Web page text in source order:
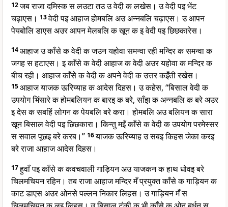
12जब राजा दमिस्क स लउटा तउ उ वेदी क लखेस। उ वेदी पइ भेंट
चढ़ाएस। 13वेदी पइ आहाज होमबलि अउ अन्नबलि चढ़ाएस। उ आपन
पेयबोलि डाएस अउर आपन मेलबलि क खून क इ वेदी पइ छिछकारेस।
14आहाज उ काँसे क वेदी क जउन यहोवा समन्वा रही मन्दिर क समन्वा क
जगह स हटाएस। इ काँसे क वेदी आहाज क वेदी अउर यहोवा क मन्दिर क
बीच रही। आहाज काँसे क वेदी क अपने वेदी क उत्तर कइँती रखेस।
15आहाज याजक ऊरिय्याह क आदेस दिहस। उ कहेस, “बिसाल वेदी क
उपयोग भिंसारे क होमबलियन क बारइ क बरे, साँझ क अन्नबलि क बरे अउर
इ देस क सबहिं लोगन क पेयबलि बरे करा। होमबलि अउ बलियन क सारा
खून बिसाल वेदी पइ छिछकारा। किन्तु मइँ काँसे क वेदी क उपयोग परमेस्सर
स सवाल पूछइ बरे करब।” 16याजक ऊरिय्याह उ सबइ किहस जेका करइ
बरे राजा आहाज आदेस दिहस।
17हुवाँ पइ काँसे क कवचवाली गाड़ियन अउ याजकन क हाथ धोवइ बरे
चिलमचियन रहिन। तब राजा आहाज मन्दिर मँ प्रयुक्त काँसे क गाड़ियन क
काट डाएस अउर ओनसे पल्लन निकार लिहस। उ गाड़ियन मँ स